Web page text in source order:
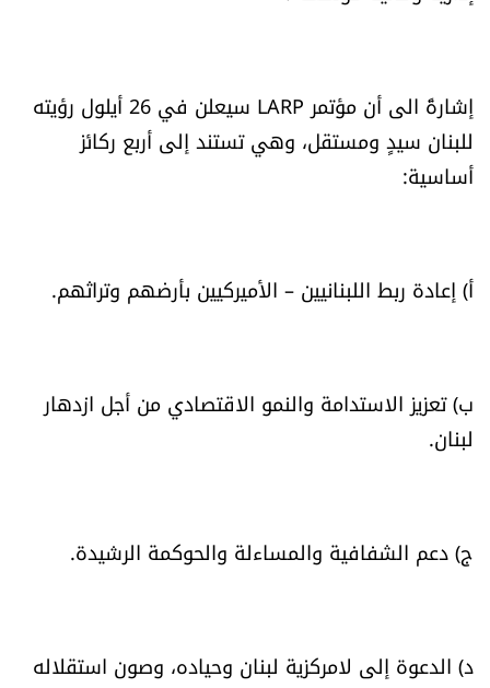
إشارةً الى أن مؤتمر LARP سيعلن في 26 أيلول رؤيته
للبنان سيدٍ ومستقل، وهي تستند إلى أربع ركائز
أساسية:
أ) إعادة ربط اللبنانيين – الأميركيين بأرضهم وتراثهم.
ب) تعزيز الاستدامة والنمو الاقتصادي من أجل ازدهار
لبنان.
ج) دعم الشفافية والمساءلة والحوكمة الرشيدة.
د) الدعوة إلى لامركزية لبنان وحياده، وصون استقلاله